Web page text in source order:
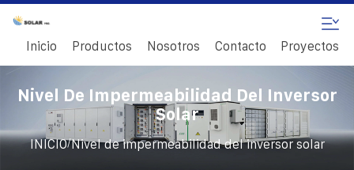
Inicio Productos Nosotros Contacto Proyectos
Nivel De Impermeabilidad Del Inversor
Solar
INICIO/Nivel de impermeabilidad del inversor solar